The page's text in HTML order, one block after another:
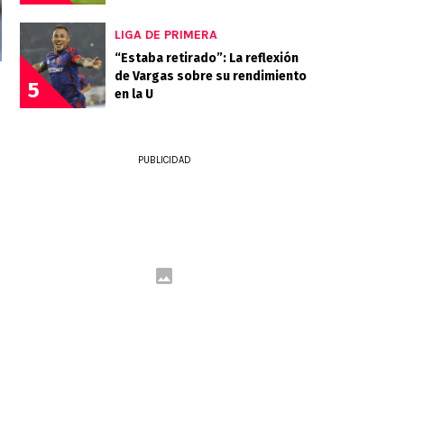
5
LIGA DE PRIMERA
“Estaba retirado”: La reflexión
de Vargas sobre su rendimiento
en la U
PUBLICIDAD